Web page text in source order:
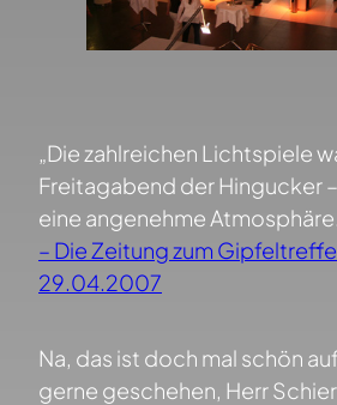
„Die zahlreichen Lichtspiele
Freitagabend der Hingucker
eine angenehme
– Die Zeitung zum
29.04.2007
Na, das ist doch mal schön
gerne geschehen, Herr